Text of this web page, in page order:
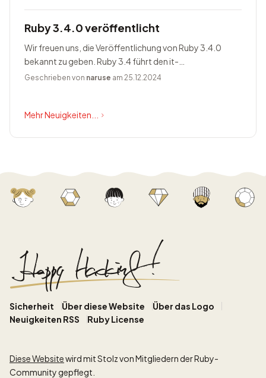
Ruby 3.4.0 veröffentlicht
Wir freuen uns, die Veröffentlichung von Ruby 3.4.0
bekannt zu geben. Ruby 3.4 führt den it-
Blockparameter ein, ändert Prism zum Standardparser,
Geschrieben von naruse am 25.12.2024
Mehr Neuigkeiten...
Sicherheit Über diese Website
Über das Logo
Neuigkeiten RSS
Ruby License
Diese Websitewird mit Stolz von Mitgliedern der Ruby-
Community gepflegt.